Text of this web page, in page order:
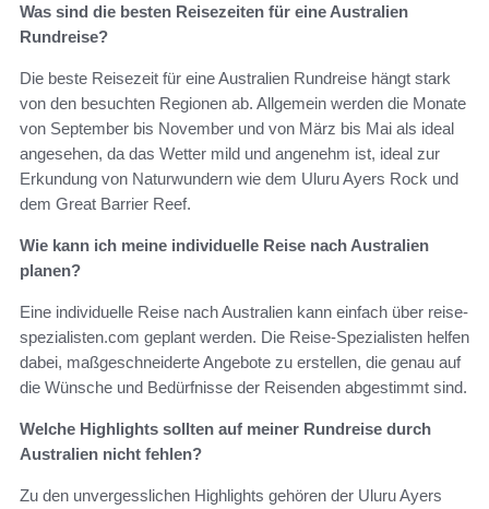
Was sind die besten Reisezeiten für eine Australien
Rundreise?
Die beste Reisezeit für eine Australien Rundreise hängt stark
von den besuchten Regionen ab. Allgemein werden die Monate
von September bis November und von März bis Mai als ideal
angesehen, da das Wetter mild und angenehm ist, ideal zur
Erkundung von Naturwundern wie dem Uluru Ayers Rock und
dem Great Barrier Reef.
Wie kann ich meine individuelle Reise nach Australien
planen?
Eine individuelle Reise nach Australien kann einfach über reise-
spezialisten.com geplant werden. Die Reise-Spezialisten helfen
dabei, maßgeschneiderte Angebote zu erstellen, die genau auf
die Wünsche und Bedürfnisse der Reisenden abgestimmt sind.
Welche Highlights sollten auf meiner Rundreise durch
Australien nicht fehlen?
Zu den unvergesslichen Highlights gehören der Uluru Ayers